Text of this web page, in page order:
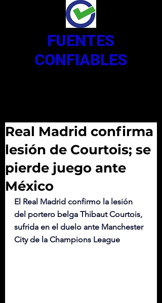
FUENTES
CONFIABLES
Real Madrid confirma
lesión de Courtois; se
pierde juego ante
México
El Real Madrid confirmo la lesión
del portero belga Thibaut Courtois,
sufrida en el duelo ante Manchester
City de la Champions League